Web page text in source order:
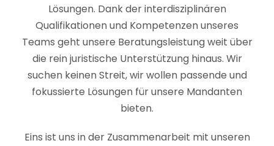
Lösungen. Dank der interdisziplinären
Qualifikationen und Kompetenzen unseres
Teams geht unsere Beratungsleistung weit über
die rein juristische Unterstützung hinaus. Wir
suchen keinen Streit, wir wollen passende und
fokussierte Lösungen für unsere Mandanten
bieten.
Eins ist uns in der Zusammenarbeit mit unseren